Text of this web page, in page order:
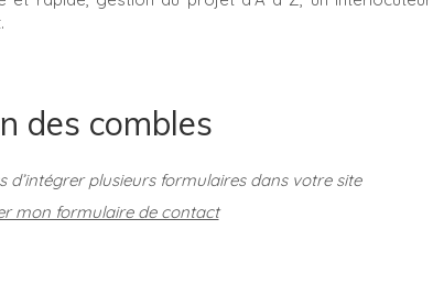
des combles
d’intégrer plusieurs formulaires dans votre site
mon formulaire de contact